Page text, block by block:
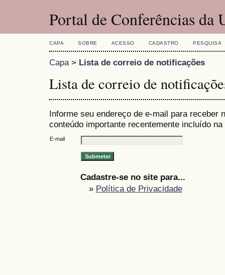
Portal de Conferências da
CAPA SOBRE ACESSO CADASTRO PESQUISA
Capa> Lista de correio de notificações
Lista de correio de
Informe seu endereço de e-mail para receber
conteúdo importante recentemente incluído
E-mail
Cadastre-se no site para...
» Política de Privacidade